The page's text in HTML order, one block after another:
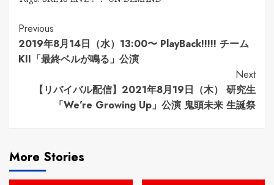
Continue
Reading
Previous
2019年8月14日（水）13:00〜 PlayBack!!!!! チーム
KII「最終ベルが鳴る」公演
Next
【リバイバル配信】2021年8月19日（木） 研究生
「We’re Growing Up」公演 鬼頭未来 生誕祭
More Stories